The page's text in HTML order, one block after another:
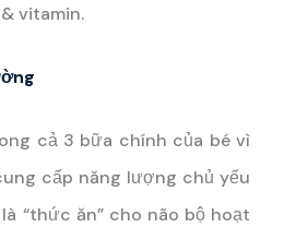
vitamin.
cả 3 bữa chính của bé vì
cấp năng lượng chủ yếu
“thức ăn” cho não bộ hoạt